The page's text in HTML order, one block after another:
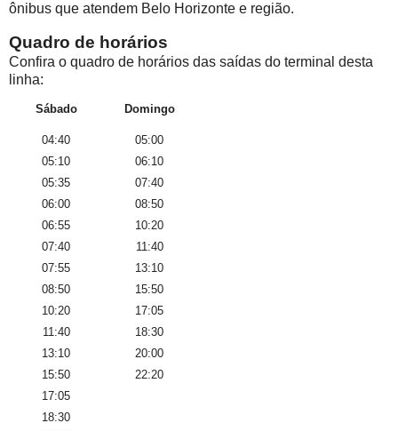
ônibus que atendem Belo Horizonte e região.
Quadro de horários
Confira o quadro de horários das saídas do terminal desta
linha:
Sábado Domingo
04:40
05:00
05:10
06:10
05:35
07:40
06:00
08:50
06:55
10:20
07:40
11:40
07:55
13:10
08:50
15:50
10:20
17:05
11:40
18:30
13:10
20:00
15:50
22:20
17:05
18:30